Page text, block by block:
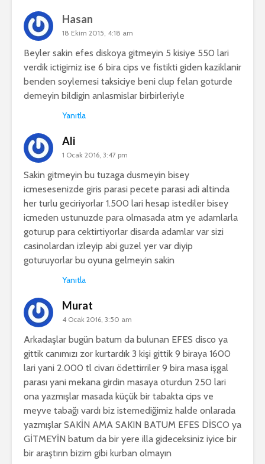
Hasan
18 Ekim 2015, 4:18 am
Beyler sakin efes diskoya gitmeyin 5 kisiye 550 lari
verdik ictigimiz ise 6 bira cips ve fistikti giden kaziklanir
benden soylemesi taksiciye beni clup felan goturde
demeyin bildigin anlasmislar birbirleriyle
Yanıtla
Ali
1 Ocak 2016, 3:47 pm
Sakin gitmeyin bu tuzaga dusmeyin bisey
icmesesenizde giris parasi pecete parasi adi altinda
her turlu geciriyorlar 1.500 lari hesap istediler bisey
icmeden ustunuzde para olmasada atm ye adamlarla
goturup para cektirtiyorlar disarda adamlar var sizi
casinolardan izleyip abi guzel yer var diyip
goturuyorlar bu oyuna gelmeyin sakin
Yanıtla
Murat
4 Ocak 2016, 3:50 am
Arkadaşlar bugün batum da bulunan EFES disco ya
gittik canımızı zor kurtardık 3 kişi gittik 9 biraya 1600
lari yani 2.000 tl civarı ödettirriler 9 bira masa işgal
parası yani mekana girdin masaya oturdun 250 lari
ona yazmışlar masada küçük bir tabakta cips ve
meyve tabağı vardı biz istemediğimiz halde onlarada
yazmışlar SAKİN AMA SAKIN BATUM EFES DİSCO ya
GİTMEYİN batum da bir yere illa gideceksiniz iyice bir
bir araştırın bizim gibi kurban olmayın